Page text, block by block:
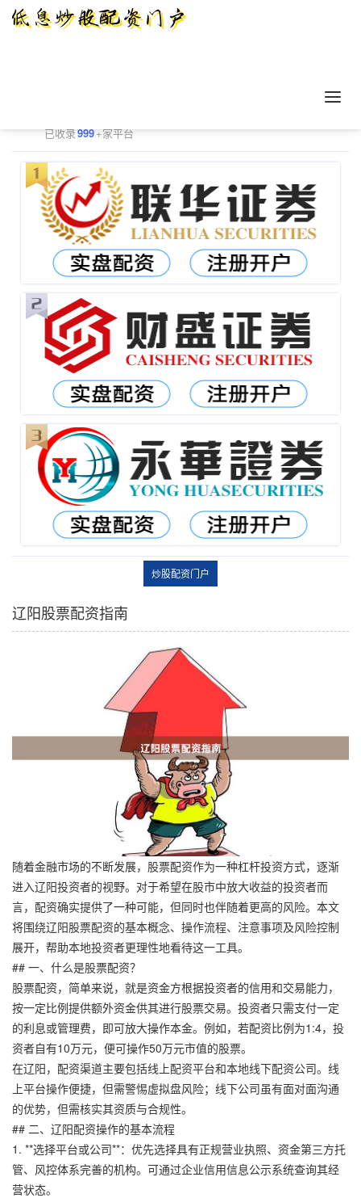
已收录999+家平台
炒股配资门户
辽阳股票配资指南
随着金融市场的不断发展，股票配资作为一种杠杆投资方式，逐渐
进入辽阳投资者的视野。对于希望在股市中放大收益的投资者而
言，配资确实提供了一种可能，但同时也伴随着更高的风险。本文
将围绕辽阳股票配资的基本概念、操作流程、注意事项及风险控制
展开，帮助本地投资者更理性地看待这一工具。
## 一、什么是股票配资？
股票配资，简单来说，就是资金方根据投资者的信用和交易能力，
按一定比例提供额外资金供其进行股票交易。投资者只需支付一定
的利息或管理费，即可放大操作本金。例如，若配资比例为1:4，投
资者自有10万元，便可操作50万元市值的股票。
在辽阳，配资渠道主要包括线上配资平台和本地线下配资公司。线
上平台操作便捷，但需警惕虚拟盘风险；线下公司虽有面对面沟通
的优势，但需核实其资质与合规性。
## 二、辽阳配资操作的基本流程
1. **选择平台或公司**：优先选择具有正规营业执照、资金第三方托
管、风控体系完善的机构。可通过企业信用信息公示系统查询其经
营状态。